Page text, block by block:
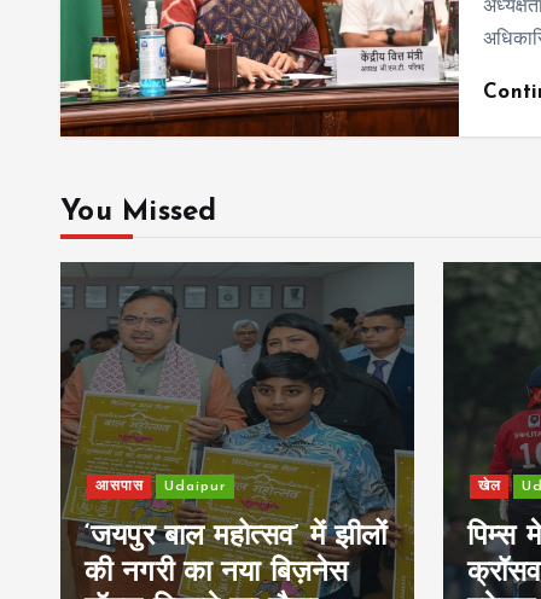
You Missed
खेल Udaipur
पिम्स मेवाड़ कप 2026:
क्रॉसवर्ड व आदित्यम रियल